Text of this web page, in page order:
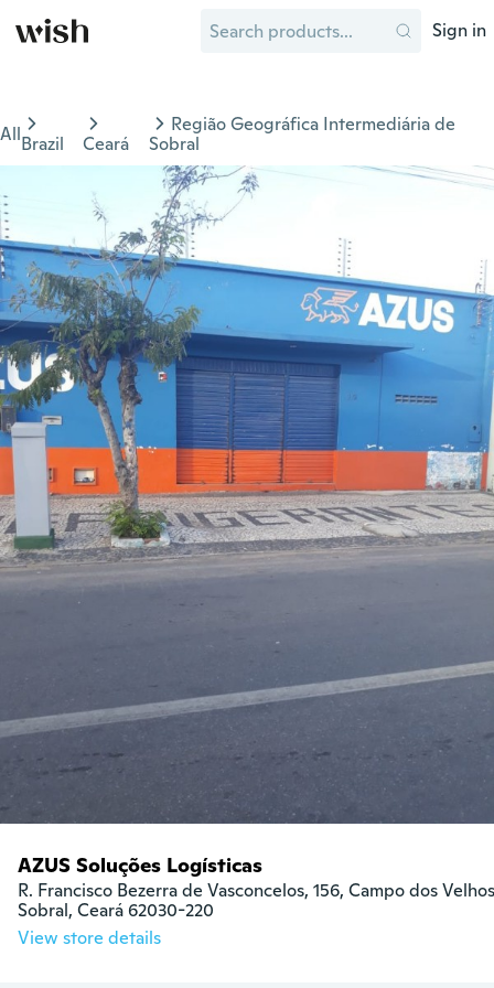
Sign in
AllBrazil Ceará
Região Geográfica Intermediária de
Sobral
AZUS Soluções Logísticas
R. Francisco Bezerra de Vasconcelos, 156, Campo dos Velhos
Sobral, Ceará 62030-220
View store details